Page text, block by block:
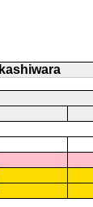
kashiwara